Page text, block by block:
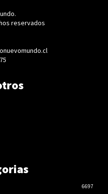
reservados
6697